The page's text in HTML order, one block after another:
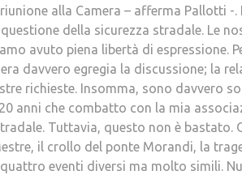
alla Camera – afferma Pallotti -
della sicurezza stradale. Le
avuto piena libertà di espressione.
davvero egregia la discussione; la
richieste. Insomma, sono davvero
anni che combatto con la mia
Tuttavia, questo non è bastato.
il crollo del ponte Morandi, la
eventi diversi ma molto simili.